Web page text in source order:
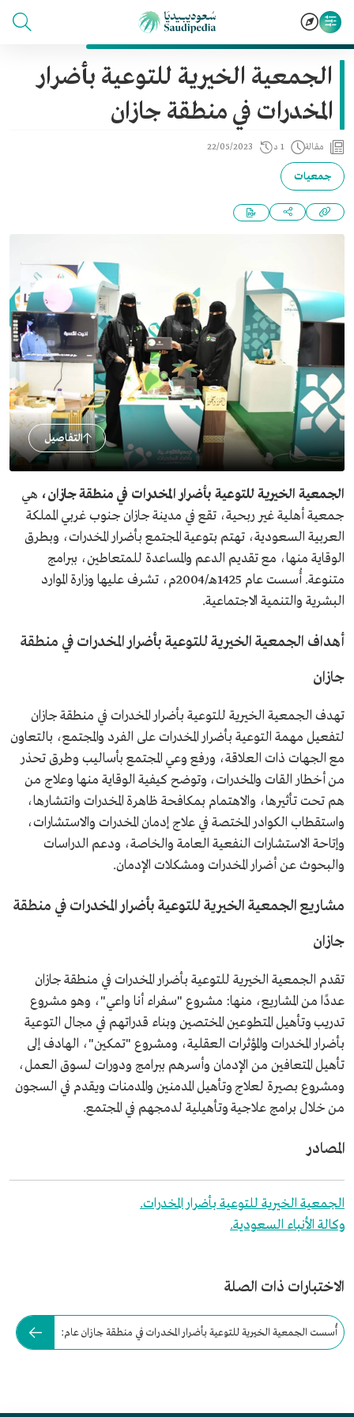
الجمعية الخيرية للتوعية بأضرار
المخدرات في منطقة جازان
مقالة 1 د 22/05/2023
جمعيات
التفاصيل
الجمعية الخيرية للتوعية بأضرار المخدرات في منطقة جازان، هي
جمعية أهلية غير ربحية، تقع في مدينة جازان جنوب غربي المملكة
العربية السعودية، تهتم بتوعية المجتمع بأضرار المخدرات، وبطرق
الوقاية منها، مع تقديم الدعم والمساعدة للمتعاطين، ببرامج
متنوعة. أُسست عام 1425هـ/2004م، تشرف عليها وزارة الموارد
البشرية والتنمية الاجتماعية.
أهداف الجمعية الخيرية للتوعية بأضرار المخدرات في منطقة
جازان
تهدف الجمعية الخيرية للتوعية بأضرار المخدرات في منطقة جازان
لتفعيل مهمة التوعية بأضرار المخدرات على الفرد والمجتمع، بالتعاون
مع الجهات ذات العلاقة، ورفع وعي المجتمع بأساليب وطرق تحذر
من أخطار القات والمخدرات، وتوضح كيفية الوقاية منها وعلاج من
هم تحت تأثيرها، والاهتمام بمكافحة ظاهرة المخدرات وانتشارها،
واستقطاب الكوادر المختصة في علاج إدمان المخدرات والاستشارات،
وإتاحة الاستشارات النفعية العامة والخاصة، ودعم الدراسات
والبحوث عن أضرار المخدرات ومشكلات الإدمان.
مشاريع الجمعية الخيرية للتوعية بأضرار المخدرات في منطقة
جازان
تقدم الجمعية الخيرية للتوعية بأضرار المخدرات في منطقة جازان
عددًا من المشاريع، منها: مشروع "سفراء أنا واعي"، وهو مشروع
تدريب وتأهيل المتطوعين المختصين وبناء قدراتهم في مجال التوعية
بأضرار المخدرات والمؤثرات العقلية، ومشروع "تمكين"، الهادف إلى
تأهيل المتعافين من الإدمان وأسرهم ببرامج ودورات لسوق العمل،
ومشروع بصيرة لعلاج وتأهيل المدمنين والمدمنات ويقدم في السجون
من خلال برامج علاجية وتأهيلية لدمجهم في المجتمع.
المصادر
الجمعية الخيرية للتوعية بأضرار المخدرات.
وكالة الأنباء السعودية.
الاختبارات ذات الصلة
أُسست الجمعية الخيرية للتوعية بأضرار المخدرات في منطقة جازان عام: